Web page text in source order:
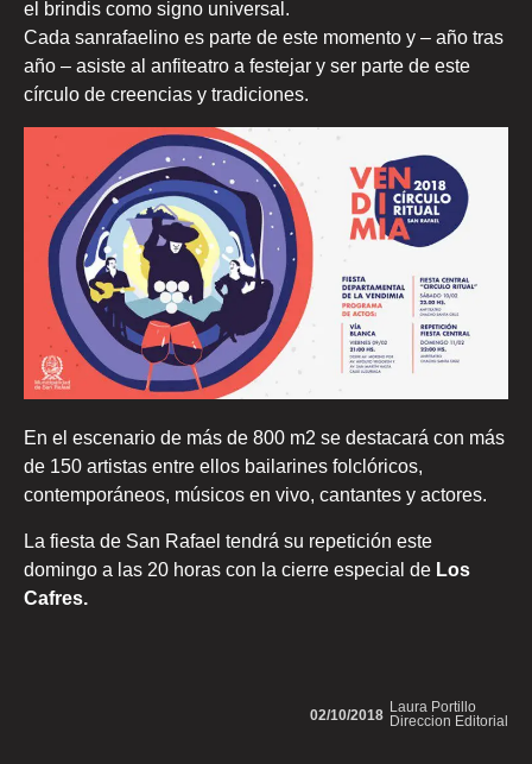
el brindis como signo universal.
Cada sanrafaelino es parte de este momento y – año tras
año – asiste al anfiteatro a festejar y ser parte de este
círculo de creencias y tradiciones.
En el escenario de más de 800 m2 se destacará con más
de 150 artistas entre ellos bailarines folclóricos,
contemporáneos, músicos en vivo, cantantes y actores.
La fiesta de San Rafael tendrá su repetición este
domingo a las 20 horas con la cierre especial de Los
Cafres.
Laura Portillo
Direccion Editorial
02/10/2018